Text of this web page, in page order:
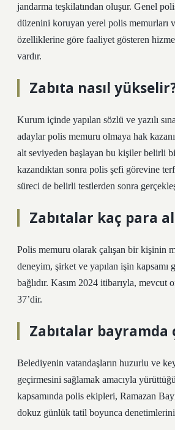
jandarma teşkilatından oluşur. Genel
düzenini koruyan yerel polis memurları
özelliklerine göre faaliyet gösteren
vardır.
Zabıta nasıl
Kurum içinde yapılan sözlü ve yazılı
adaylar polis memuru olmaya hak
alt seviyeden başlayan bu kişiler belirli
kazandıktan sonra polis şefi görevine
süreci de belirli testlerden sonra
Zabıtalar kaç para
Polis memuru olarak çalışan bir kişinin
deneyim, şirket ve yapılan işin kapsamı
bağlıdır. Kasım 2024 itibarıyla, mevcut
37’dir.
Zabıtalar bayramda
Belediyenin vatandaşların huzurlu ve
geçirmesini sağlamak amacıyla
kapsamında polis ekipleri, Ramazan
dokuz günlük tatil boyunca